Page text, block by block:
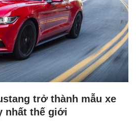
trở thành mẫu xe
nhất thế giới